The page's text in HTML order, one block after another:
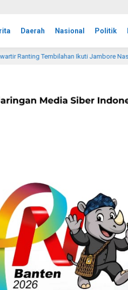
Daerah Nasional Politik
Nasional Ke XII di Cibubur Jakarta.